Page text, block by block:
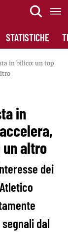
STATISTICHE
in bilico: un top
in
un altro
dei
dal